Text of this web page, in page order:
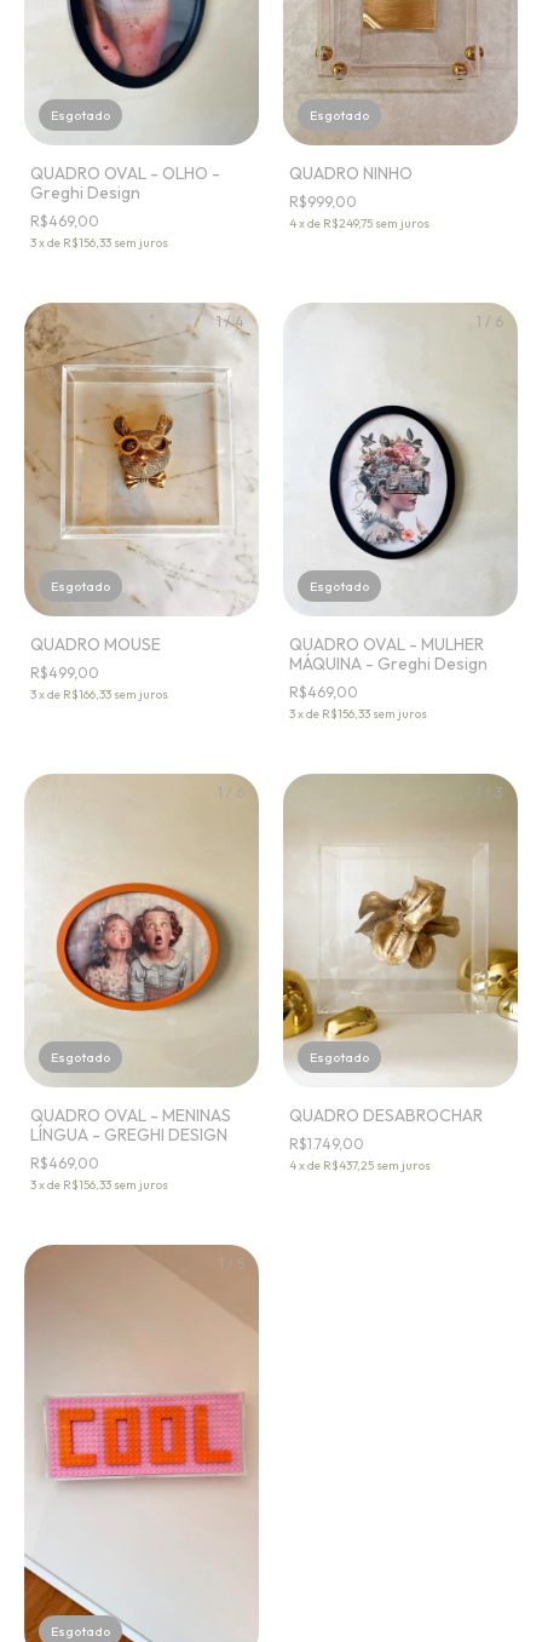
Esgotado
QUADRO OVAL - OLHO -
Greghi Design
R$469,00
3xde R$156,33 sem juros
Esgotado
QUADRO NINHO
R$999,00
4xde R$249,75 sem juros
1/4
Esgotado
QUADRO MOUSE
R$499,00
3xde R$166,33 sem juros
1 / 6
Esgotado
QUADRO OVAL - MULHER
MÁQUINA - Greghi Design
R$469,00
3xde R$156,33 sem juros
1 / 6
Esgotado
QUADRO OVAL - MENINAS
LÍNGUA - GREGHI DESIGN
R$469,00
3xde R$156,33 sem juros
1 / 3
Esgotado
QUADRO DESABROCHAR
R$1.749,00
4xde R$437,25 sem juros
1 / 5
Esgotado